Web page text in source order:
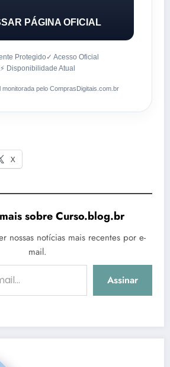
PÁGINA OFICIAL
Protegido ✓ Acesso Oficial
⚡ Disponibilidade Atual
monitorada pelo ComprasDigitais.com.br
X
sobre Curso.blog.br
nossas notícias mais recentes por e-
mail.
Assinar